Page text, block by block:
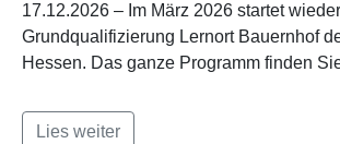
17.12.2026 – Im März 2026 startet
Grundqualifizierung Lernort Bauernhof
Hessen. Das ganze Programm finden
Lies weiter